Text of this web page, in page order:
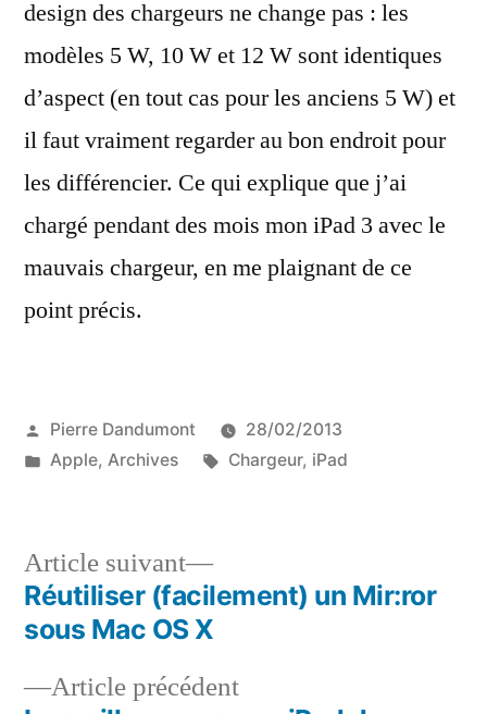
design des chargeurs ne change pas : les
modèles 5 W, 10 W et 12 W sont identiques
d’aspect (en tout cas pour les anciens 5 W) et
il faut vraiment regarder au bon endroit pour
les différencier. Ce qui explique que j’ai
chargé pendant des mois mon iPad 3 avec le
mauvais chargeur, en me plaignant de ce
point précis.
Publié
par
Pierre Dandumont
28/02/2013
Publié
Apple, Archives Étiquettes :
Chargeur, iPad
Navigation
Article précédentArticle
Article suivant
Article
suivant :
Réutiliser (facilement) un Mir:ror
sous Mac OS X